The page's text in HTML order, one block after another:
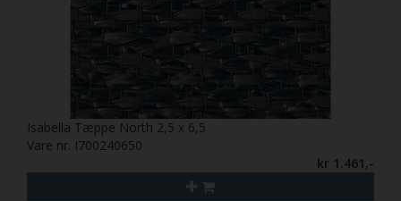
Isabella Tæppe North 2,5 x 6,5
Vare nr. I700240650
kr 1.461,-